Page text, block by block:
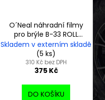
O´Neal náhradní filmy
pro brýle B-33 ROLL
OFF - 4ks
Skladem v externím skladě
(5 ks)
310 Kč bez DPH
375 Kč
DO KOŠÍKU